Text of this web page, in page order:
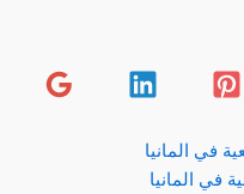
في المانيا
في المانيا